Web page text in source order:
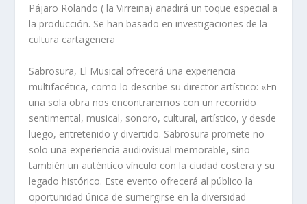
Pájaro Rolando ( la Virreina) añadirá un toque especial a
la producción. Se han basado en investigaciones de la
cultura cartagenera
Sabrosura, El Musical ofrecerá una experiencia
multifacética, como lo describe su director artístico: «En
una sola obra nos encontraremos con un recorrido
sentimental, musical, sonoro, cultural, artístico, y desde
luego, entretenido y divertido. Sabrosura promete no
solo una experiencia audiovisual memorable, sino
también un auténtico vínculo con la ciudad costera y su
legado histórico. Este evento ofrecerá al público la
oportunidad única de sumergirse en la diversidad